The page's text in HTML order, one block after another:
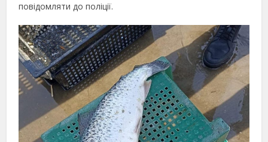
повідомляти до поліції.